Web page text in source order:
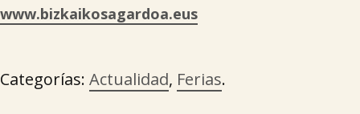
www.bizkaikosagardoa.eus
Categorías: Actualidad, Ferias.